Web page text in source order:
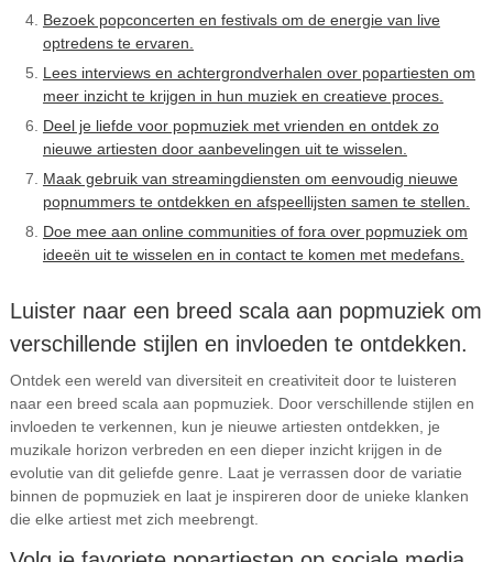
Bezoek popconcerten en festivals om de energie van live
optredens te ervaren.
Lees interviews en achtergrondverhalen over popartiesten om
meer inzicht te krijgen in hun muziek en creatieve proces.
Deel je liefde voor popmuziek met vrienden en ontdek zo
nieuwe artiesten door aanbevelingen uit te wisselen.
Maak gebruik van streamingdiensten om eenvoudig nieuwe
popnummers te ontdekken en afspeellijsten samen te stellen.
Doe mee aan online communities of fora over popmuziek om
ideeën uit te wisselen en in contact te komen met medefans.
Luister naar een breed scala aan popmuziek om
verschillende stijlen en invloeden te ontdekken.
Ontdek een wereld van diversiteit en creativiteit door te luisteren
naar een breed scala aan popmuziek. Door verschillende stijlen en
invloeden te verkennen, kun je nieuwe artiesten ontdekken, je
muzikale horizon verbreden en een dieper inzicht krijgen in de
evolutie van dit geliefde genre. Laat je verrassen door de variatie
binnen de popmuziek en laat je inspireren door de unieke klanken
die elke artiest met zich meebrengt.